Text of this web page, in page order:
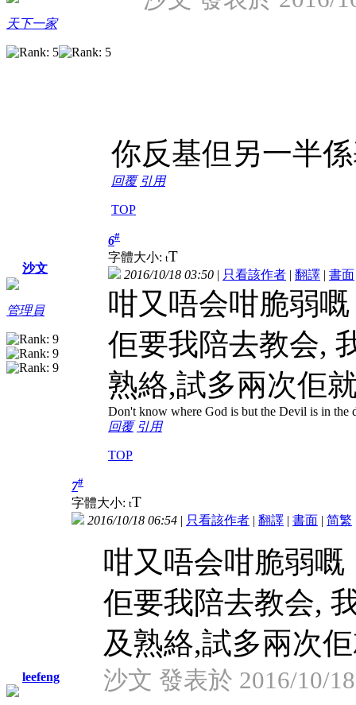
天下一家
你反基但另一半
回覆 引用
TOP
沙文
管理員
6#
字體大小: tT
2016/10/18 03:50 | 只看該作者 | 翻譯 | 書面
咁又唔会咁脆弱嘅
佢要我陪去教会,
熟絡,試多兩次佢
Don't know where God is but the Devil is in the
回覆 引用
TOP
leefeng
7#
字體大小: tT
2016/10/18 06:54 | 只看該作者 | 翻譯 | 書面 | 简繁
咁又唔会咁脆弱嘅
佢要我陪去教会,
及熟絡,試多兩次
沙文 發表於 2016/10/